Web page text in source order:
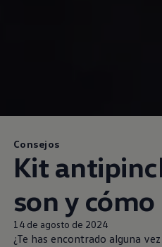
Consejos
Kit
son y
14 de agosto de 2024
¿Te has encontrado alguna